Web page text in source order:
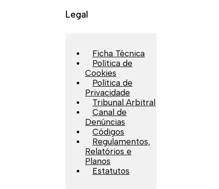
Legal
Ficha Técnica
Política de
Cookies
Política de
Privacidade
Tribunal Arbitral
Canal de
Denúncias
Códigos
Regulamentos,
Relatórios e
Planos
Estatutos